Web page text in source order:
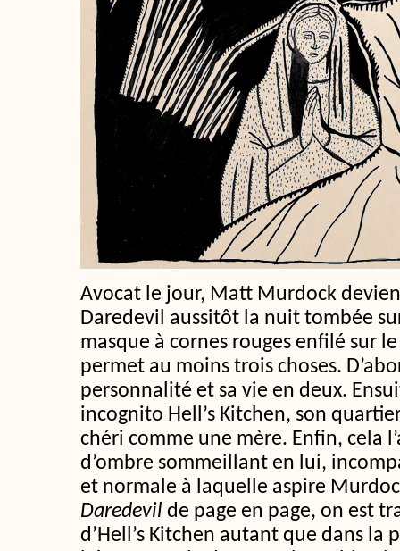
Avocat le jour, Matt Murdock
Daredevil aussitôt la nuit tombée
masque à cornes rouges enfilé sur
permet au moins trois choses.
personnalité et sa vie en deux.
incognito Hell’s Kitchen, son
chéri comme une mère. Enfin, cela
d’ombre sommeillant en lui,
et normale à laquelle aspire
Daredevil de page en page, on est
d’Hell’s Kitchen autant que dans la